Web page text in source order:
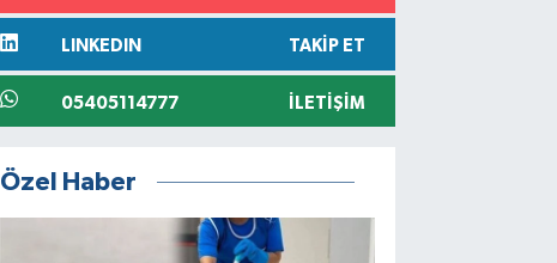
LINKEDIN TAKIP ET
05405114777 İLETIŞIM
Özel Haber